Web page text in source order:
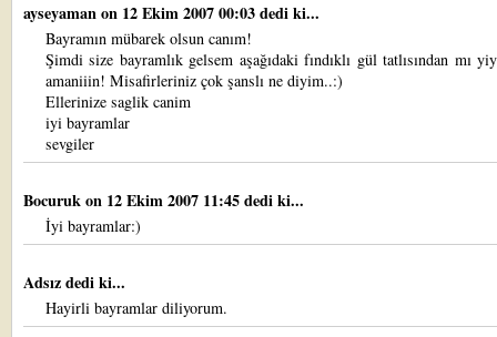
ayseyamanon 12 Ekim 2007 00:03 dedi ki...
Bayramın mübarek olsun canım!
Şimdi size bayramlık gelsem aşağıdaki fındıklı gül tatlısından mı
amaniiin! Misafirleriniz çok şanslı ne diyim..:)
Ellerinize saglik canim
iyi bayramlar
sevgiler
Bocurukon 12 Ekim 2007 11:45 dedi ki...
İyi bayramlar:)
Adsız dedi ki...
Hayirli bayramlar diliyorum.